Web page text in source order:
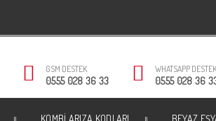
GSM DESTEK
0555 028 36 33
WHATSAPP DESTEK
0555 028 36
KOMBI ARIZA KODLARI BEYAZ